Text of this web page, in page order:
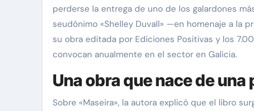
perderse la entrega de uno de los galardones
seudónimo «Shelley Duvall» —en homenaje a la
su obra editada por Ediciones Positivas y los
convocan anualmente en el sector en Galicia.
Una obra que nace de
Sobre «Maseira», la autora explicó que el libro